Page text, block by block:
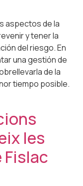
aspectos de la
y tener la
del riesgo. En
una gestión de
de la
tiempo posible.
les
Fislac